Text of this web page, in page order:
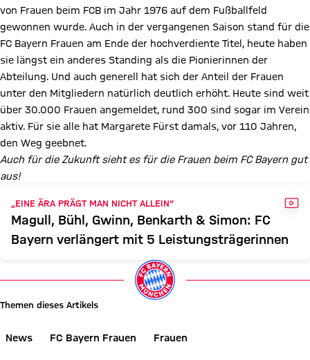
von Frauen beim FCB im Jahr 1976 auf dem Fußballfeld
gewonnen wurde. Auch in der vergangenen Saison stand für die
FC Bayern Frauen am Ende der hochverdiente Titel, heute haben
sie längst ein anderes Standing als die Pionierinnen der
Abteilung. Und auch generell hat sich der Anteil der Frauen
unter den Mitgliedern natürlich deutlich erhöht. Heute sind weit
über 30.000 Frauen angemeldet, rund 300 sind sogar im Verein
aktiv. Für sie alle hat Margarete Fürst damals, vor 110 Jahren,
den Weg geebnet.
Auch für die Zukunft sieht es für die Frauen beim FC Bayern gut
aus!
„EINE ÄRA PRÄGT MAN NICHT ALLEIN“
Magull, Bühl, Gwinn, Benkarth & Simon: FC
Bayern verlängert mit 5 Leistungsträgerinnen
Themen dieses Artikels
News FC Bayern Frauen Frauen